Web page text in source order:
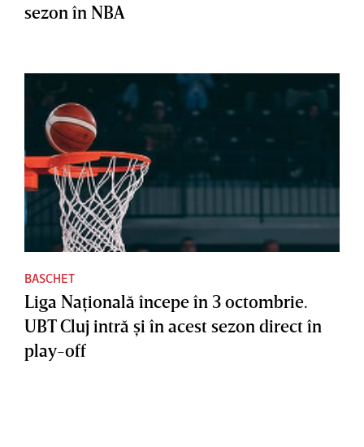
sezon în NBA
BASCHET
Liga Naţională începe în 3 octombrie.
UBT Cluj intră şi în acest sezon direct în
play-off